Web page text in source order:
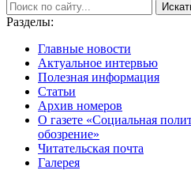
Разделы:
Главные новости
Актуальное интервью
Полезная информация
Статьи
Архив номеров
О газете «Социальная
обозрение»
Читательская почта
Галерея